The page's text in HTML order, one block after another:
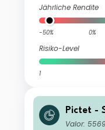
Jährliche Rendite
-50% 0%
Risiko-Level
1
Pictet -
cc
Valor: